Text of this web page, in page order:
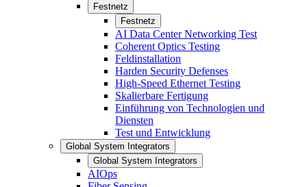
Festnetz
Festnetz
AI Data Center Networking Test
Coherent Optics Testing
Feldinstallation
Harden Security Defenses
High-Speed Ethernet Testing
Skalierbare Fertigung
Einführung von Technologien und
Diensten
Test und Entwicklung
Global System Integrators
Global System Integrators
AIOps